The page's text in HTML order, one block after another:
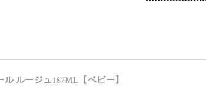
ルージュ187ML【ベビー】